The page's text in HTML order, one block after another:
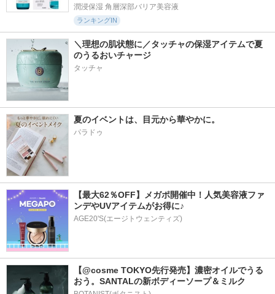
潤浸保湿 角層深部バリア美容液
ランキングIN
＼理想の肌状態に／タッチャの保湿アイテムで夏
のうるおいチャージ
タッチャ
夏のイベントは、目元から華やかに。
パラドゥ
【最大62％OFF】メガポ開催中！人気美容液ファ
ンデやUVアイテムがお得に♪
AGE20'S(エージトウェンティズ)
【@cosme TOKYO先行発売】濃密オイルでうる
おう。SANTALの新ボディーソープ＆ミルク